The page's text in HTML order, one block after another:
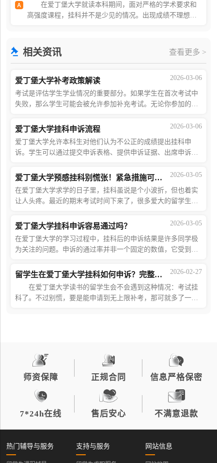
在爱丁堡大学就读本科期间，面对严格的学术要求和
高强度课程，挂科并不是少见的情况。出现成绩不理想或
相关资讯 查看更多 >
2026-03-06
爱丁堡大学补考政策解读
考试是评估学生学业情况的重要部分。如果学生在首次考试中
失败，那么学生可能会被允许参加补充考试。无论你参加的考
果你在大一或者大二期间考试挂科，那
2026-03-06
爱丁堡大学挂科申诉流程
爱丁堡大学允许本科生对他们认为不公正的成绩提出挂科申
诉。学生可以通过提交申诉表格、提供申诉证据、出席申诉听
申诉正在考虑的期间，您的学生身份、您
2026-03-05
爱丁堡大学预感挂科别慌张！紧急措施可以救你一命
在爱丁堡大学求学的日子里，挂科虽说是个小波折，但也着实
让人头疼。最近的期末考试时间下来了，很多爱大的留学生不
HighMark要告诉大家，就算你已经预料到自
2026-03-05
爱丁堡大学挂科申诉容易通过吗？
在爱丁堡大学的学习过程中，挂科后的申诉结果是许多同学极
为关注的问题。申诉的通过率并非一个固定的数值，它受到多
诉成功，可以点击蓝字咨询海马课堂的
2026-02-27
留学生在爱丁堡大学挂科如何申诉？完整指南来了
在爱丁堡大学读书的留学生会不会遇到这种情况：考试挂
科了。不过别慌，要是能申请到无上限补考，那可就多了一次
师资保障 正规合同 信息严格保密
7*24h在线 售后安心 不满意退款
热门辅导与服务 支持与服务 网站信息